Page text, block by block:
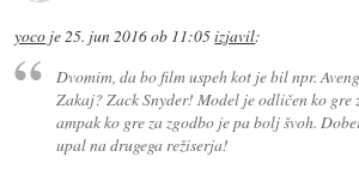
yoco je25. jun 2016 ob 11:05izjavil:
Dvomim, da bo film uspeh kot je bil npr.
Zakaj? Zack Snyder! Model je odličen ko gre
ampak ko gre za zgodbo je pa bolj švoh.
upal na drugega režiserja!